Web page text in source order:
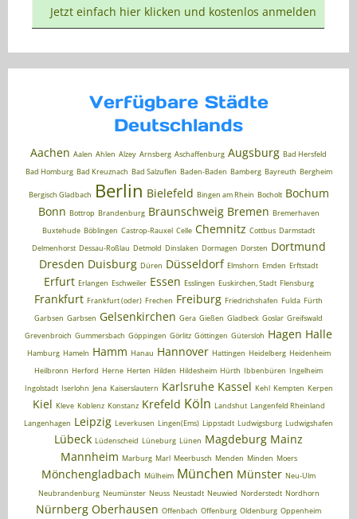
Jetzt einfach hier klicken und kostenlos anmelden
Verfügbare Städte
Deutschlands
Aachen Aalen Ahlen Alzey Arnsberg Aschaffenburg Augsburg Bad Hersfeld
Bad Homburg Bad Kreuznach Bad Salzuflen Baden-Baden Bamberg Bayreuth Bergheim
Bergisch Gladbach Berlin Bielefeld Bingen am Rhein Bocholt Bochum
Bonn Bottrop Brandenburg Braunschweig Bremen Bremerhaven
Buxtehude Böblingen Castrop-Rauxel Celle Chemnitz Cottbus Darmstadt
Delmenhorst Dessau-Roßlau Detmold Dinslaken Dormagen Dorsten Dortmund
Dresden Duisburg Düren Düsseldorf Elmshorn Emden Erftstadt
Erfurt Erlangen Eschweiler Essen Esslingen Euskirchen, Stadt Flensburg
Frankfurt Frankfurt (oder) Frechen Freiburg Friedrichshafen Fulda Fürth
Garbsen Garbsen Gelsenkirchen Gera Gießen Gladbeck Goslar Greifswald
Grevenbroich Gummersbach Göppingen Görlitz Göttingen Gütersloh Hagen Halle
Hamburg Hameln Hamm Hanau Hannover Hattingen Heidelberg Heidenheim
Heilbronn Herford Herne Herten Hilden Hildesheim Hürth Ibbenbüren Ingelheim
Ingolstadt Iserlohn Jena Kaiserslautern Karlsruhe Kassel Kehl Kempten Kerpen
Kiel Kleve Koblenz Konstanz Krefeld Köln Landshut Langenfeld Rheinland
Langenhagen Leipzig Leverkusen Lingen(Ems) Lippstadt Ludwigsburg Ludwigshafen
Lübeck Lüdenscheid Lüneburg Lünen Magdeburg Mainz
Mannheim Marburg Marl Meerbusch Menden Minden Moers
Mönchengladbach Mülheim München Münster Neu-Ulm
Neubrandenburg Neumünster Neuss Neustadt Neuwied Norderstedt Nordhorn
Nürnberg Oberhausen Offenbach Offenburg Oldenburg Oppenheim